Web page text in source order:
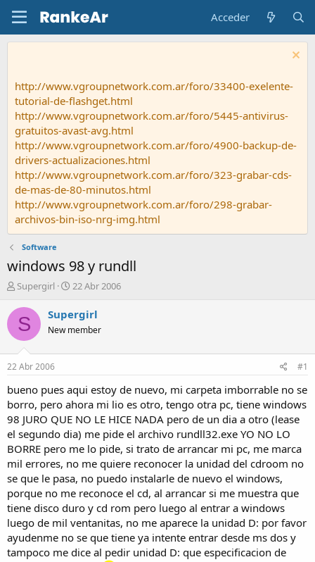
Acceder
http://www.vgroupnetwork.com.ar/foro/33400-exelente-
tutorial-de-flashget.html
http://www.vgroupnetwork.com.ar/foro/5445-antivirus-
gratuitos-avast-avg.html
http://www.vgroupnetwork.com.ar/foro/4900-backup-de-
drivers-actualizaciones.html
http://www.vgroupnetwork.com.ar/foro/323-grabar-cds-
de-mas-de-80-minutos.html
http://www.vgroupnetwork.com.ar/foro/298-grabar-
archivos-bin-iso-nrg-img.html
Software
windows 98 y rundll
A
t
o
r
Supergirl
F
c
a
n
i
c
i
o
22 Abr 2006
S Supergirl
New member
22 Abr 2006 #1
bueno pues aqui estoy de nuevo, mi carpeta imborrable no se
borro, pero ahora mi lio es otro, tengo otra pc, tiene windows
98 JURO QUE NO LE HICE NADA pero de un dia a otro (lease
el segundo dia) me pide el archivo rundll32.exe YO NO LO
BORRE pero me lo pide, si trato de arrancar mi pc, me marca
mil errores, no me quiere reconocer la unidad del cdroom no
se que le pasa, no puedo instalarle de nuevo el windows,
porque no me reconoce el cd, al arrancar si me muestra que
tiene disco duro y cd rom pero luego al entrar a windows
luego de mil ventanitas, no me aparece la unidad D: por favor
ayudenme no se que tiene ya intente entrar desde ms dos y
tampoco me dice al pedir unidad D: que especificacion de